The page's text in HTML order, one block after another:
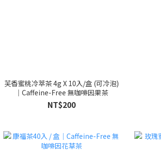
芙香蜜桃冷萃茶 4g X 10入/盒 (可冷泡)
｜Caffeine-Free 無咖啡因果茶
NT$200